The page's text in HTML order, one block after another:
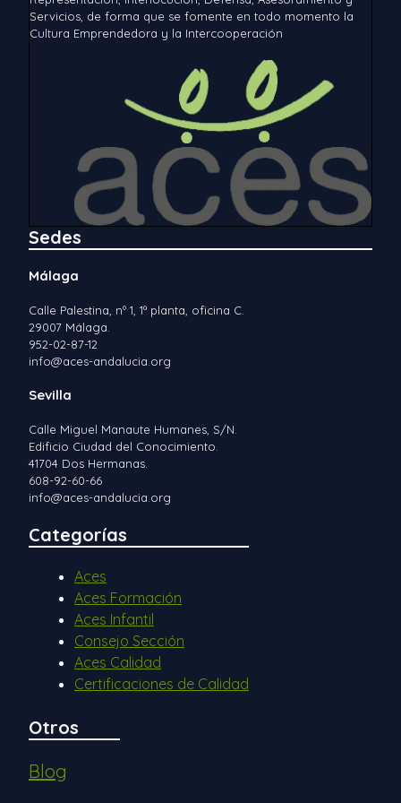
Servicios, de forma que se fomente en todo momento la
Cultura Emprendedora y la Intercooperación
Sedes
Málaga
Calle Palestina, nº 1, 1ª planta, oficina C.
29007 Málaga.
952-02-87-12
info@aces-andalucia.org
Sevilla
Calle Miguel Manaute Humanes, S/N.
Edificio Ciudad del Conocimiento.
41704 Dos Hermanas.
608-92-60-66
info@aces-andalucia.org
Categorías
Aces
Aces Formación
Aces Infantil
Consejo Sección
Aces Calidad
Certificaciones de Calidad
Otros
Blog